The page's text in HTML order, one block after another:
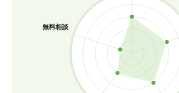
無料相談